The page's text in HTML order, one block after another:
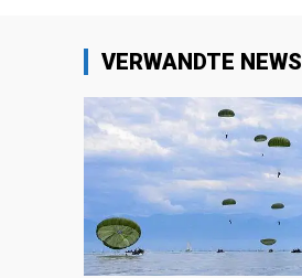
VERWANDTE NEWS